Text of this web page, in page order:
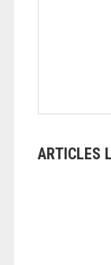
ARTICLES